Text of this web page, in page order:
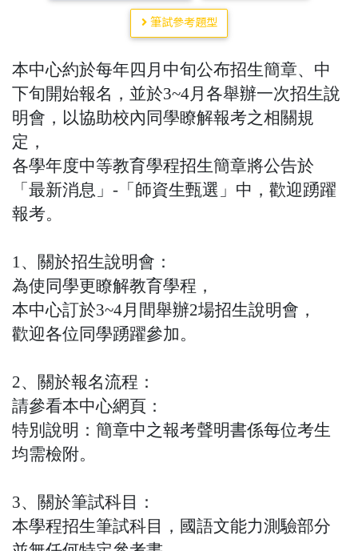
筆試參考題型
本中心約於每年四月中旬公布招生簡章、中
下旬開始報名，並於3~4月各舉辦一次招生說
明會，以協助校內同學瞭解報考之相關規
定，
各學年度中等教育學程招生簡章將公告於
「最新消息」-「師資生甄選」中，歡迎踴躍
報考。
1、關於招生說明會：
為使同學更瞭解教育學程，
本中心訂於3~4月間舉辦2場招生說明會，
歡迎各位同學踴躍參加。
2、關於報名流程：
請參看本中心網頁：
特別說明：簡章中之報考聲明書係每位考生
均需檢附。
3、關於筆試科目：
本學程招生筆試科目，國語文能力測驗部分